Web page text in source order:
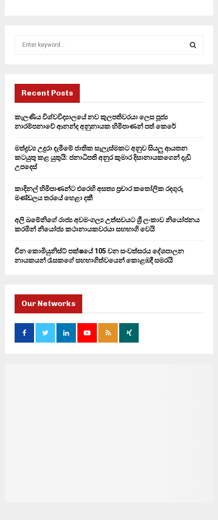
f
r
H
Recent Posts
කැලණිය විශ්වවිද්‍යාලයේ නව කුලපතිවරයා ලෙස පූජ්‍ය
නාරම්පනාවේ ආනන්ද අනුනායක හිමිපාණන් පත් කෙරේ
මත්ද්‍රව්‍ය උදුරා දැමීමේ ජාතික සැලැස්මකට අනුව සියලු ආයතන
කටයුතු කළ යුතුයි: ජනාධිපති අනුර කුමාර දිසානායකගෙන් දැඩි
උපදෙස්
කාදිනල් හිමිපාණන්ට එරෙහි අසත්‍ය ප්‍රචාර කතෝලික රදගුරු
මණ්ඩලය තරයේ හෙළා දකී
අලි ඛමේනිගේ රාජ්‍ය අවමංගල්‍ය උත්සවයට ශ්‍රී ලංකාව නියෝජනය
කරමින් නියෝජ්‍ය කථානායකවරයා සහභාගි වෙයි
චීන කොමියුනිස්ට් පක්ෂයේ 105 වන සංවත්සරය දේශපාලන
නායකයන් රැසකගේ සහභාගිත්වයෙන් කොළඹදී සමරයි
Our Networks